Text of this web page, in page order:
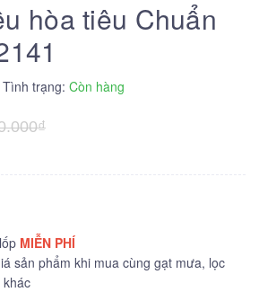
hòa tiêu Chuẩn
Tình trạng: Còn hàng
MIỄN PHÍ
sản phẩm khi mua cùng gạt mưa, lọc
khác